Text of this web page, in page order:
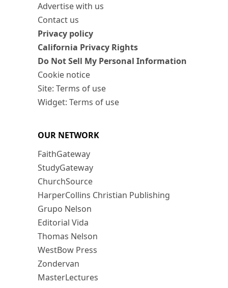
Advertise with us
Contact us
Privacy policy
California Privacy Rights
Do Not Sell My Personal Information
Cookie notice
Site: Terms of use
Widget: Terms of use
OUR NETWORK
FaithGateway
StudyGateway
ChurchSource
HarperCollins Christian Publishing
Grupo Nelson
Editorial Vida
Thomas Nelson
WestBow Press
Zondervan
MasterLectures